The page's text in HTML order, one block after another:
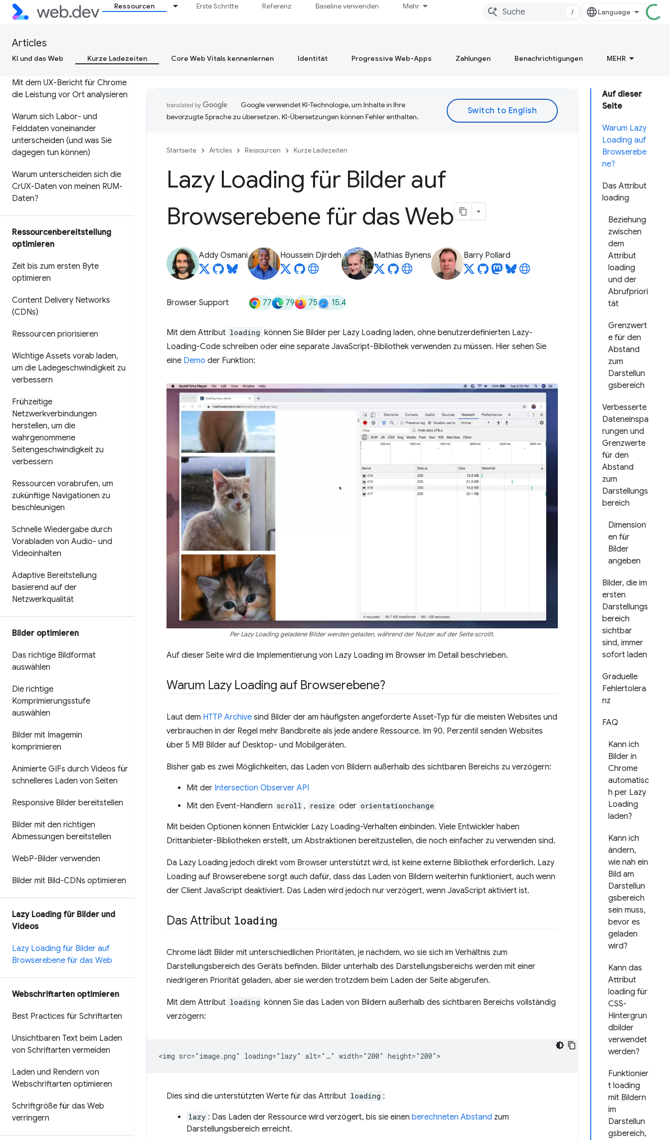
Ressourcen Erste Schritte Referenz Baseline verwenden Mehr
/
Articles
KI und das Web Kurze Ladezeiten Core Web Vitals kennenlernen Identität Progressive Web-Apps Zahlungen Benachrichtigungen MEHR
Core Web Vitals für
Entscheidungsträger in
Leistung vor Ort messen
Mit dem UX-Bericht für Chrome
die Leistung vor Ort analysieren
Warum sich Labor- und
Felddaten voneinander
unterscheiden (und was Sie
dagegen tun können)
Warum unterscheiden sich die
CrUX-Daten von meinen RUM-
Daten?
Ressourcenbereitstellung
optimieren
Zeit bis zum ersten Byte
optimieren
Content Delivery Networks
(CDNs)
Ressourcen priorisieren
Wichtige Assets vorab laden,
um die Ladegeschwindigkeit zu
verbessern
Frühzeitige
Netzwerkverbindungen
herstellen, um die
wahrgenommene
Seitengeschwindigkeit zu
verbessern
Ressourcen vorabrufen, um
zukünftige Navigationen zu
beschleunigen
Schnelle Wiedergabe durch
Vorabladen von Audio- und
Videoinhalten
Adaptive Bereitstellung
basierend auf der
Netzwerkqualität
Bilder optimieren
Das richtige Bildformat
auswählen
Die richtige
Komprimierungsstufe
auswählen
Bilder mit Imagemin
komprimieren
Animierte GIFs durch Videos für
schnelleres Laden von Seiten
Responsive Bilder bereitstellen
Bilder mit den richtigen
Abmessungen bereitstellen
WebP-Bilder verwenden
Bilder mit Bild-CDNs optimieren
Lazy Loading für Bilder und
Videos
Lazy Loading für Bilder auf
Browserebene für das Web
Webschriftarten optimieren
Best Practices für Schriftarten
Unsichtbaren Text beim Laden
von Schriftarten vermeiden
Laden und Rendern von
Webschriftarten optimieren
Schriftgröße für das Web
verringern
Auf dieser
Seite
Warum Lazy
Loading auf
Browserebe
ne?
Das Attribut
loading
Beziehung
zwischen
dem
Attribut
loading
und der
Abrufpriori
tät
Grenzwert
e für den
Abstand
zum
Darstellun
gsbereich
Verbesserte
Dateneinspa
rungen und
Grenzwerte
für den
Abstand
zum
Darstellungs
bereich
Dimension
en für
Bilder
angeben
Bilder, die im
ersten
Darstellungs
bereich
sichtbar
sind, immer
sofort laden
Graduelle
Fehlertolera
nz
FAQ
Kann ich
Bilder in
Chrome
automatisc
h per Lazy
Loading
laden?
Kann ich
ändern,
wie nah ein
Bild am
Darstellun
gsbereich
sein muss,
bevor es
geladen
wird?
Kann das
Attribut
loading für
CSS-
Hintergrun
dbilder
verwendet
werden?
Funktionier
t loading
mit Bildern
im
Darstellun
gsbereich,
Google verwendet KI-Technologie, um Inhalte in Ihre
bevorzugte Sprache zu übersetzen. KI-Übersetzungen können Fehler enthalten.
Startseite Articles Ressourcen Kurze Ladezeiten
Lazy Loading für Bilder auf
Browserebene für das Web
Addy Osmani Houssein Djirdeh Mathias Bynens Barry Pollard
Browser Support 77 79 75 15.4
Mit dem Attribut loading können Sie Bilder per Lazy Loading laden, ohne benutzerdefinierten Lazy-
Loading-Code schreiben oder eine separate JavaScript-Bibliothek verwenden zu müssen. Hier sehen Sie
eine Demo der Funktion:
Per Lazy Loading geladene Bilder werden geladen, während der Nutzer auf der Seite scrollt.
Auf dieser Seite wird die Implementierung von Lazy Loading im Browser im Detail beschrieben.
Warum Lazy Loading auf Browserebene?
Laut dem HTTP Archive sind Bilder der am häufigsten angeforderte Asset-Typ für die meisten Websites und
verbrauchen in der Regel mehr Bandbreite als jede andere Ressource. Im 90. Perzentil senden Websites
über 5 MB Bilder auf Desktop- und Mobilgeräten.
Bisher gab es zwei Möglichkeiten, das Laden von Bildern außerhalb des sichtbaren Bereichs zu verzögern:
Mit der Intersection Observer API
Mit den Event-Handlern scroll , resize oder orientationchange
Mit beiden Optionen können Entwickler Lazy Loading-Verhalten einbinden. Viele Entwickler haben
Drittanbieter-Bibliotheken erstellt, um Abstraktionen bereitzustellen, die noch einfacher zu verwenden sind.
Da Lazy Loading jedoch direkt vom Browser unterstützt wird, ist keine externe Bibliothek erforderlich. Lazy
Loading auf Browserebene sorgt auch dafür, dass das Laden von Bildern weiterhin funktioniert, auch wenn
der Client JavaScript deaktiviert. Das Laden wird jedoch nur verzögert, wenn JavaScript aktiviert ist.
Das Attribut loading
Chrome lädt Bilder mit unterschiedlichen Prioritäten, je nachdem, wo sie sich im Verhältnis zum
Darstellungsbereich des Geräts befinden. Bilder unterhalb des Darstellungsbereichs werden mit einer
niedrigeren Priorität geladen, aber sie werden trotzdem beim Laden der Seite abgerufen.
Mit dem Attribut loading können Sie das Laden von Bildern außerhalb des sichtbaren Bereichs vollständig
verzögern:
Dies sind die unterstützten Werte für das Attribut loading :
lazy : Das Laden der Ressource wird verzögert, bis sie einen berechneten Abstand zum
Darstellungsbereich erreicht.